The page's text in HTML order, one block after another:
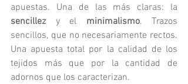
sencillez y el minimalismo. Trazos
sencillos, que no necesariamente rectos.
Una apuesta total por la calidad de los
tejidos más que por la cantidad de
adornos que los caracterizan.